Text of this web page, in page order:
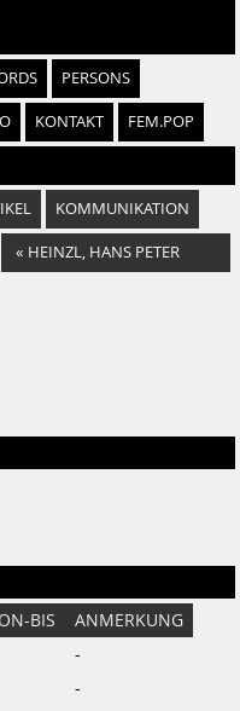
PERSONS
KONTAKT FEM.POP
KOMMUNIKATION
« HEINZL, HANS PETER
BIS
ANMERKUNG
-
-